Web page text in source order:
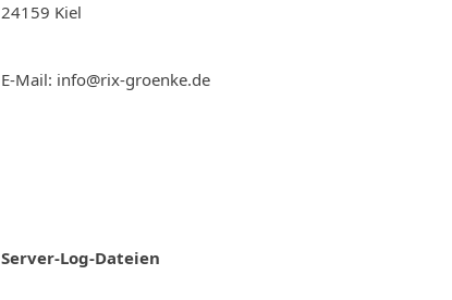
24159 Kiel
E-Mail: info@rix-groenke.de
Server-Log-Dateien